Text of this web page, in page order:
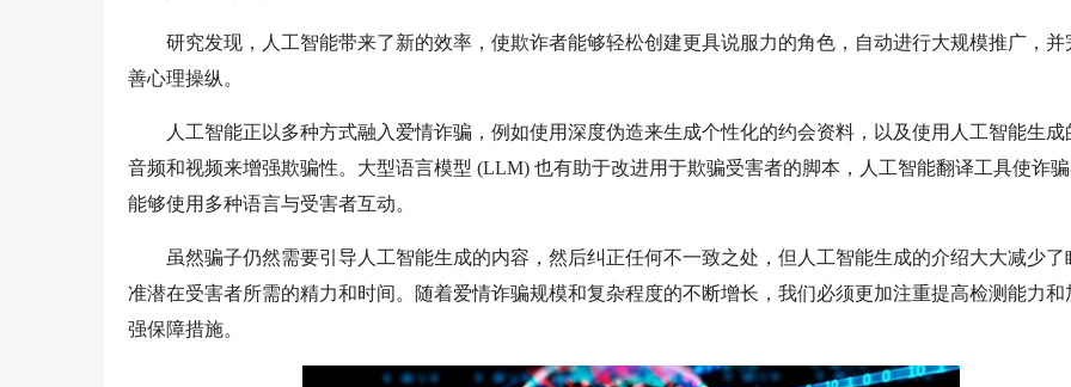
研究发现，人工智能带来了新的效率，使欺诈者能够轻松创建更具说服力的角色，自动进行大规模推广，并
善心理操纵。
人工智能正以多种方式融入爱情诈骗，例如使用深度伪造来生成个性化的约会资料，以及使用人工智能生成
音频和视频来增强欺骗性。大型语言模型 (LLM) 也有助于改进用于欺骗受害者的脚本，人工智能翻译工具使诈
能够使用多种语言与受害者互动。
虽然骗子仍然需要引导人工智能生成的内容，然后纠正任何不一致之处，但人工智能生成的介绍大大减少了
准潜在受害者所需的精力和时间。随着爱情诈骗规模和复杂程度的不断增长，我们必须更加注重提高检测能力和
强保障措施。